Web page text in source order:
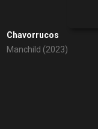
Chavorrucos
Manchild (2023)